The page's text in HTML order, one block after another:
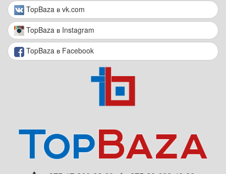
TopBaza в vk.com
TopBaza в Instagram
TopBaza в Facebook